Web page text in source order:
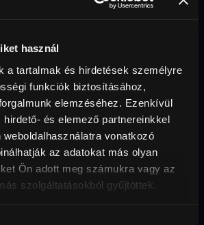
használ
a tartalmak és hirdetések személyre
funkciók biztosításához,
elemzéséhez. Ezenkívül
és elemező partnereinkkel
vonatkozó
az adatokat más olyan
Ön adott meg számukra vagy az
szolgáltatásokból gyűjtöttek.
AJÁNLATUNK